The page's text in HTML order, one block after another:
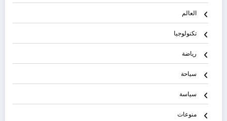
العالم
تكنولوجيا
رياضة
سياحة
سياسة
منوعات